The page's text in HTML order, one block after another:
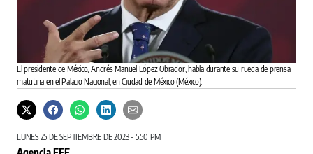
El presidente de México, Andrés Manuel López Obrador, habla durante su rueda de prensa
matutina en el Palacio Nacional, en Ciudad de México (México).
LUNES 25 DE SEPTIEMBRE DE 2023 - 5:50 PM